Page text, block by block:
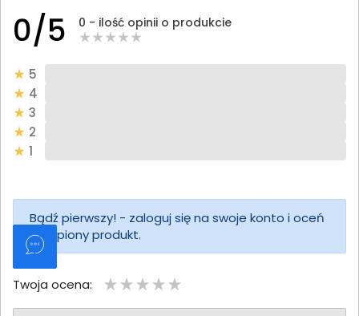
0/5 0 - ilość opinii o produkcie
5
4
3
2
1
Bądź pierwszy! - zaloguj się na swoje konto i oceń
zakupiony produkt.
Twoja ocena: